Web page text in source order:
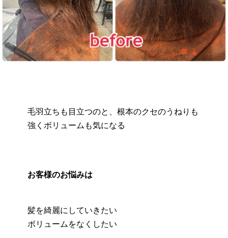
毛羽立ちも目立つのと、根本のクセのうねりも
強くボリュームも気になる
お客様のお悩みは
髪を綺麗にしていきたい
ボリュームをなくしたい